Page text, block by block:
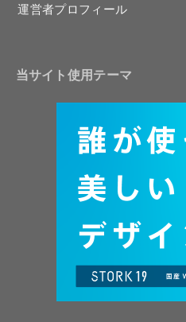
運営者プロフィール
当サイト使用テーマ